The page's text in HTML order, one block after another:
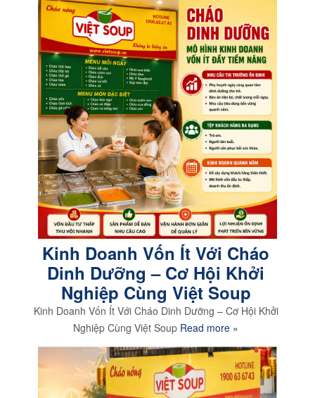
Kinh Doanh Vốn Ít Với Cháo
Dinh Dưỡng – Cơ Hội Khởi
Nghiệp Cùng Việt Soup
Kinh Doanh Vốn Ít Với Cháo Dinh Dưỡng – Cơ Hội Khởi
Nghiệp Cùng Việt Soup Read more »